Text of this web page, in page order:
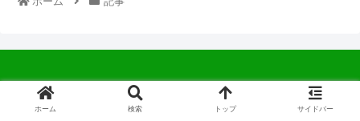
© 2022 中広会長ブログ.
ホーム 検索 トップ サイドバー